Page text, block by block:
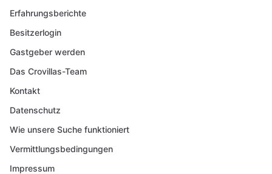
Erfahrungsberichte
Besitzerlogin
Gastgeber werden
Das Crovillas-Team
Kontakt
Datenschutz
Wie unsere Suche funktioniert
Vermittlungsbedingungen
Impressum